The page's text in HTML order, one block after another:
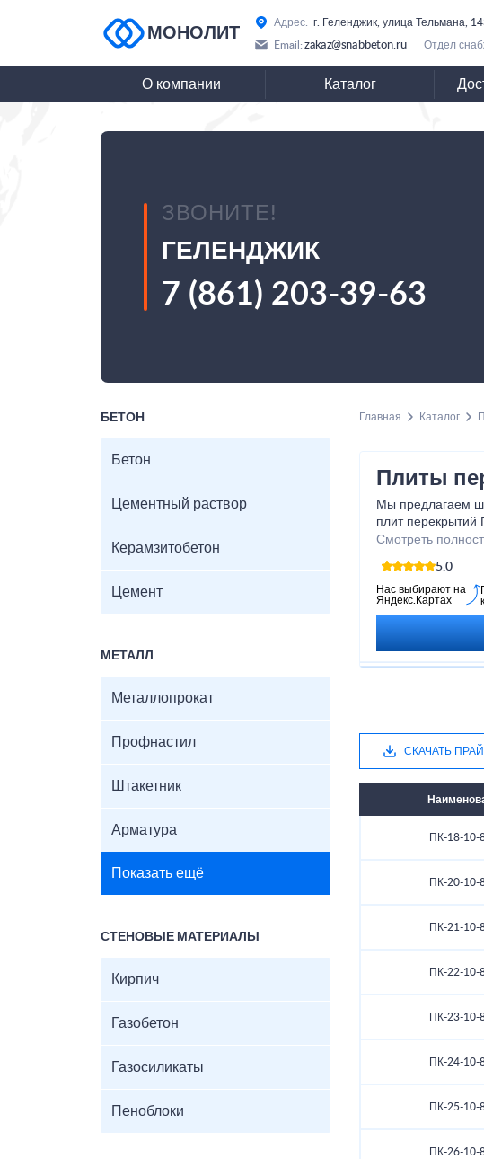
МОНОЛИТ
Адрес: г. Геленджик, улица Тельмана,
Email: zakaz@snabbeton.ru Отдел
О компании Каталог
ЗВОНИТЕ!
ГЕЛЕНДЖИК
7 (861) 203-39-63
БЕТОН
Бетон
Цементный раствор
Керамзитобетон
Цемент
МЕТАЛЛ
Металлопрокат
Профнастил
Штакетник
Арматура
Показать ещё
СТЕНОВЫЕ МАТЕРИАЛЫ
Кирпич
Газобетон
Газосиликаты
Пеноблоки
Главная Каталог
Плиты
Мы предлагаем
плит перекрытий
проекта. Наша
оптимальное
консультацию.
надежность
плитами
Смотреть
5.0
Нас выбирают на
Яндекс.Картах
СКАЧАТЬ
ПК-18-10-
ПК-20-10-
ПК-21-10-
ПК-22-10-
ПК-23-10-
ПК-24-10-
ПК-25-10-
ПК-26-10-